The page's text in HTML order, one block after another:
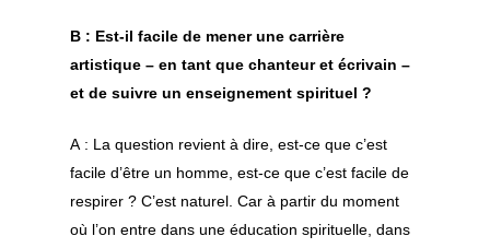
B : Est-il facile de mener une carrière
artistique – en tant que chanteur et écrivain –
et de suivre un enseignement spirituel ?
A : La question revient à dire, est-ce que c’est
facile d’être un homme, est-ce que c’est facile de
respirer ? C’est naturel. Car à partir du moment
où l’on entre dans une éducation spirituelle, dans